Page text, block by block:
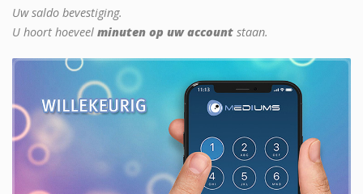
Uw saldo bevestiging.
U hoort hoeveel minuten op uw account staan.